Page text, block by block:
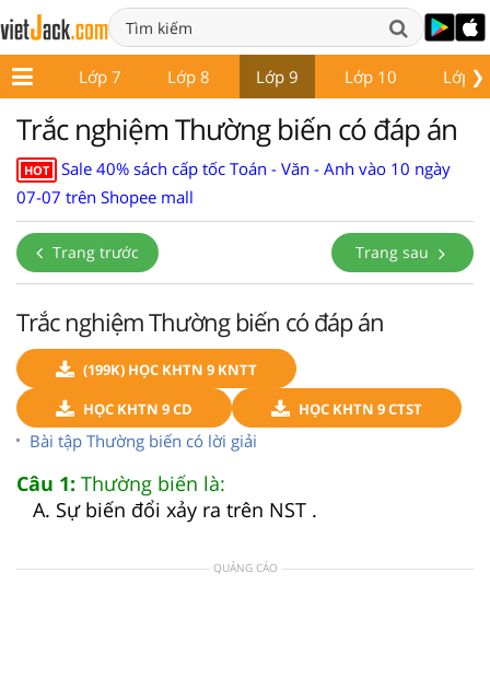
❯
6 Lớp 7 Lớp 8 Lớp 9 Lớp 10 Lớp
Trắc nghiệm Thường biến có đáp án
HOT
Sale 40% sách cấp tốc Toán - Văn - Anh vào 10 ngày
07-07 trên Shopee mall
Trang trước Trang sau
Trắc nghiệm Thường biến có đáp án
(199K) HỌC KHTN 9 KNTT
HỌC KHTN 9 CD
HỌC KHTN 9 CTST
Bài tập Thường biến có lời giải
Câu 1: Thường biến là:
A. Sự biến đổi xảy ra trên NST .
QUẢNG CÁO